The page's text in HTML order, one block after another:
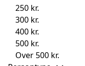
250 kr.
300 kr.
400 kr.
500 kr.
Over 500 kr.